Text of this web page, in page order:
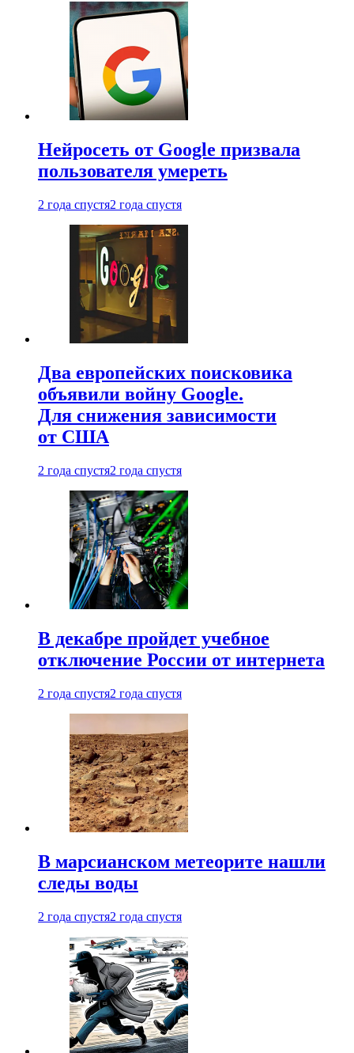
Нейросеть от Google призвала
пользователя умереть
2 года спустя2 года спустя
Два европейских поисковика
объявили войну Google.
Для снижения зависимости
от США
2 года спустя2 года спустя
В декабре пройдет учебное
отключение России от интернета
2 года спустя2 года спустя
В марсианском метеорите нашли
следы воды
2 года спустя2 года спустя